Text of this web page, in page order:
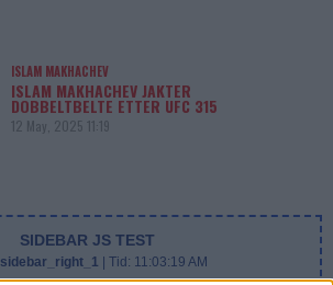
ISLAM MAKHACHEV
ISLAM MAKHACHEV JAKTER
DOBBELTBELTE ETTER UFC 315
12 May, 2025 11:19
SIDEBAR JS TEST
sidebar_right_1 | Tid: 11:03:19 AM